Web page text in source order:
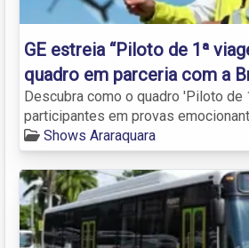
GE estreia “Piloto de 1ª
quadro em parceria com a
Descubra como o quadro 'Piloto de
participantes em provas
Shows Araraquara